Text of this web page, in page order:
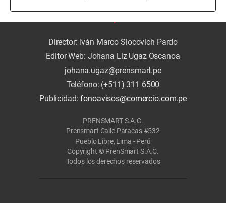
Director: Iván Marco Slocovich Pardo
Editor Web: Johana Liz Ugaz Oscanoa
johana.ugaz@prensmart.pe
Teléfono: (+511) 311 6500
Publicidad:fonoavisos@comercio.com.pe
PRENSMART S.A.C.
Prensmart Calle Paracas #532
Pueblo Libre, Lima - Perú
Copyright © PrenSmart S.A.C.
Todos los derechos reservados